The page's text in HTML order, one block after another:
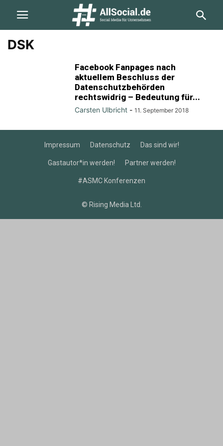
DSK
Facebook Fanpages nach
aktuellem Beschluss der
Datenschutzbehörden
rechtswidrig – Bedeutung für...
Carsten Ulbricht - 11. September 2018
Impressum Datenschutz Das sind wir!
Gastautor*in werden! Partner werden!
#ASMC Konferenzen
© Rising Media Ltd.